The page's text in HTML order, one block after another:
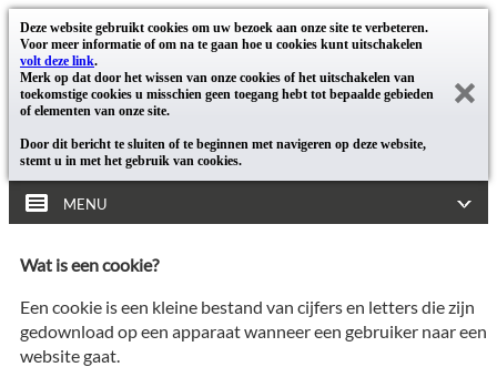
Deze website gebruikt cookies om uw bezoek aan onze site te verbeteren.
Voor meer informatie of om na te gaan hoe u cookies kunt uitschakelen
volt deze link.
Merk op dat door het wissen van onze cookies of het uitschakelen van
toekomstige cookies u misschien geen toegang hebt tot bepaalde gebieden
of elementen van onze site.
Door dit bericht te sluiten of te beginnen met navigeren op deze website,
stemt u in met het gebruik van cookies.
MENU
Wat is een cookie?
Een cookie is een kleine bestand van cijfers en letters die zijn
gedownload op een apparaat wanneer een gebruiker naar een
website gaat.